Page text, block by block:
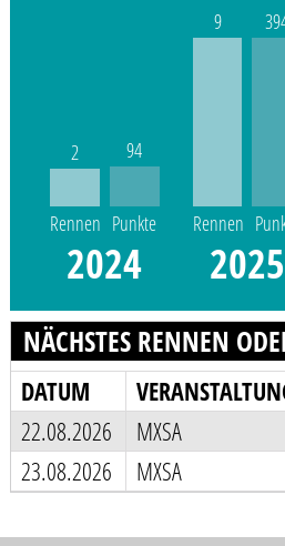
2
Rennen
94
Punkte
2024
9
Rennen
2025
NÄCHSTES RENNEN
DATUM
22.08.2026
MXSA
23.08.2026
MXSA